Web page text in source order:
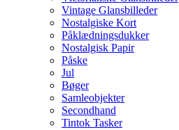
Vintage Glansbilleder
Nostalgiske Kort
Påklædningsdukker
Nostalgisk Papir
Påske
Jul
Bøger
Samleobjekter
Secondhand
Tintok Tasker